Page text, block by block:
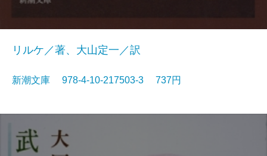
リルケ／著、大山定一／訳
新潮文庫 978-4-10-217503-3 737円